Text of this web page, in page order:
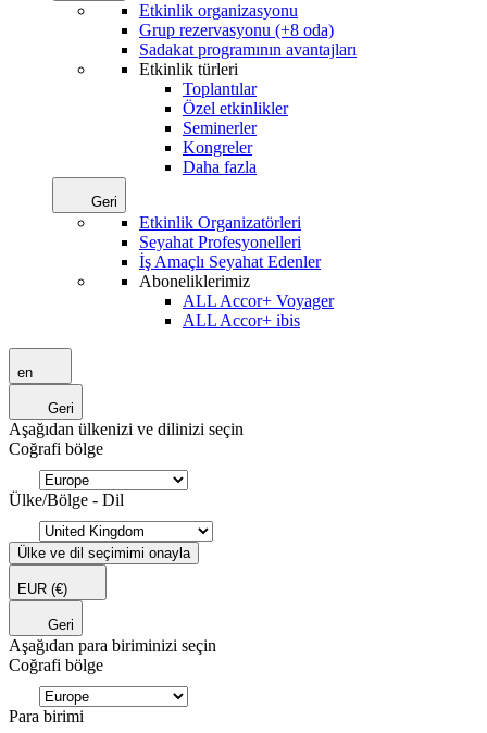
Etkinlik organizasyonu
Grup rezervasyonu (+8 oda)
Sadakat programının avantajları
Etkinlik türleri
Toplantılar
Özel etkinlikler
Seminerler
Kongreler
Daha fazla
Geri
Etkinlik Organizatörleri
Seyahat Profesyonelleri
İş Amaçlı Seyahat Edenler
Aboneliklerimiz
ALL Accor+ Voyager
ALL Accor+ ibis
en
Geri
Aşağıdan ülkenizi ve dilinizi seçin
Coğrafi bölge
Ülke/Bölge - Dil
Ülke ve dil seçimimi onayla
EUR (€)
Geri
Aşağıdan para biriminizi seçin
Coğrafi bölge
Para birimi